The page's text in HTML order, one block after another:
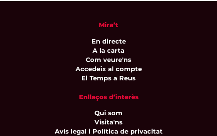
Mira’t
En directe
A la carta
Com veure'ns
Accedeix al compte
El Temps a Reus
Enllaços d’interès
Qui som
Visita'ns
Avís legal i Política de privacitat